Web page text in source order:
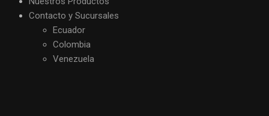
Contacto y Sucursales
Ecuador
Colombia
Venezuela